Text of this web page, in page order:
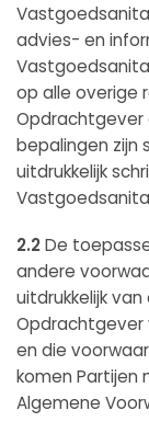
advies- en
op alle overige
Opdrachtgever
bepalingen zijn
uitdrukkelijk
2.2De
andere
uitdrukkelijk
Opdrachtgever
en die
komen Partijen
Algemene